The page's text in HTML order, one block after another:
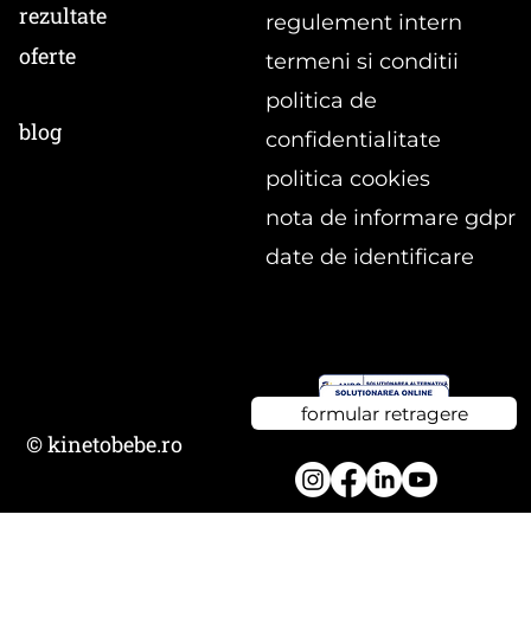
© kinetobebe.ro
rezultate
oferte
blog
regulement intern
termeni si conditii
politica de
confidentialitate
politica cookies
nota de informare gdpr
date de identificare
formular retragere